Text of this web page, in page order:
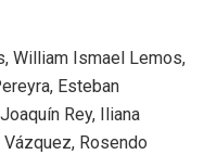
William Ismael Lemos,
Esteban
Rey, Iliana
Vázquez, Rosendo